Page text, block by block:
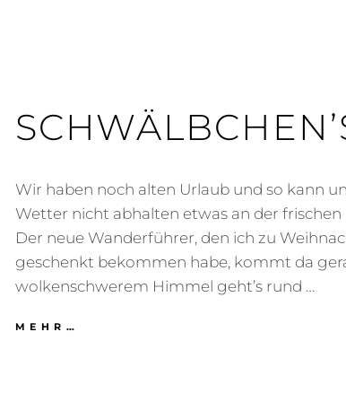
Wir haben noch alten Urlaub und so kann
Wetter nicht abhalten etwas an der frischen
Der neue Wanderführer, den ich zu
geschenkt bekommen habe, kommt da
wolkenschwerem Himmel geht’s rund …
MEHR…